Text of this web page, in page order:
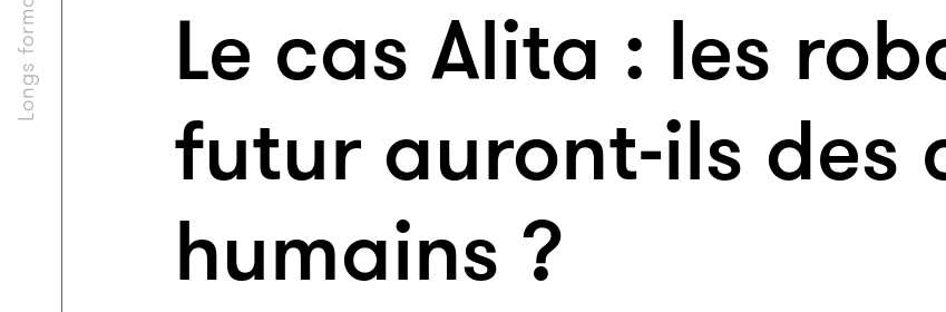
Longs formats
Le cas Alita : les
futur auront-ils des
humains ?